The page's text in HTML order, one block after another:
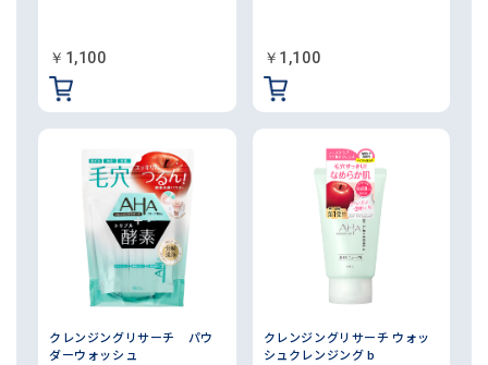
￥1,100 ￥1,100
クレンジングリサーチ パウ
ダーウォッシュ
クレンジングリサーチ ウォッ
シュクレンジング b